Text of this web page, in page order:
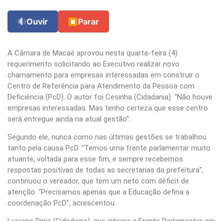
Ouvir ⏹ Parar
A Câmara de Macaé aprovou nesta quarta-feira (4)
requerimento solicitando ao Executivo realizar novo
chamamento para empresas interessadas em construir o
Centro de Referência para Atendimento da Pessoa com
Deficiência (PcD). O autor foi Cesinha (Cidadania). “Não houve
empresas interessadas. Mas tenho certeza que esse centro
será entregue ainda na atual gestão”.
Segundo ele, nunca como nas últimas gestões se trabalhou
tanto pela causa PcD. “Temos uma frente parlamentar muito
atuante, voltada para esse fim, e sempre recebemos
respostas positivas de todas as secretarias da prefeitura”,
continuou o vereador, que tem um neto com déficit de
atenção. “Precisamos apenas que a Educação defina a
coordenação PcD”, acrescentou.